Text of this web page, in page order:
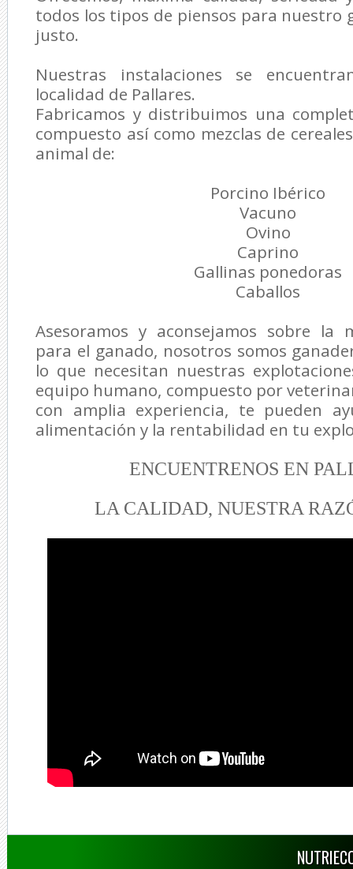
todos los tipos de piensos para nuestro
justo.
Nuestras instalaciones se
localidad de Pallares.
Fabricamos y distribuimos una
compuesto así como mezclas de
animal de:
Porcino Ibérico
Vacuno
Ovino
Caprino
Gallinas ponedoras
Caballos
Asesoramos y aconsejamos sobre la
para el ganado, nosotros somos
lo que necesitan nuestras
equipo humano, compuesto por
con amplia experiencia, te pueden
alimentación y la rentabilidad en tu
ENCUENTRENOS EN
LA CALIDAD, NUESTRA